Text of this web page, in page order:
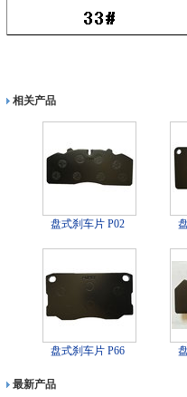
相关产品
盘式刹车片 P02
盘式刹车片 P66
最新产品